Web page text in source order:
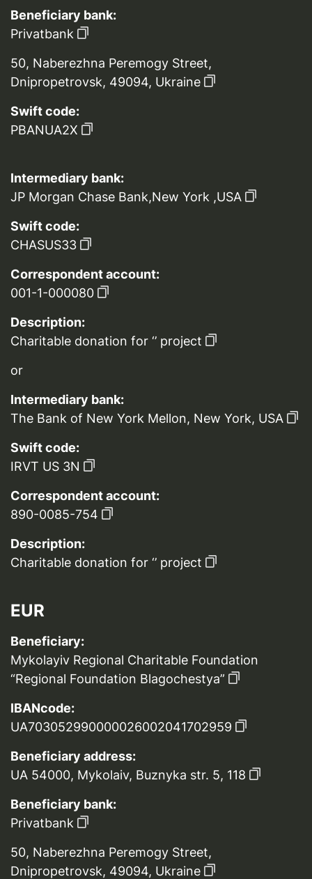
Beneficiary bank:
Privatbank
50, Naberezhna Peremogy Street,
Dnipropetrovsk, 49094, Ukraine
Swift code:
PBANUA2X
Intermediary bank:
JP Morgan Chase Bank,New York ,USA
Swift code:
CHASUS33
Correspondent account:
001-1-000080
Description:
Charitable donation for ‘’ project
or
Intermediary bank:
The Bank of New York Mellon, New York, USA
Swift code:
IRVT US 3N
Correspondent account:
890-0085-754
Description:
Charitable donation for ‘’ project
EUR
Beneficiary:
Mykolayiv Regional Charitable Foundation
“Regional Foundation Blagochestya”
IBANcode:
UA703052990000026002041702959
Beneficiary address:
UA 54000, Mykolaiv, Buznyka str. 5, 118
Beneficiary bank:
Privatbank
50, Naberezhna Peremogy Street,
Dnipropetrovsk, 49094, Ukraine